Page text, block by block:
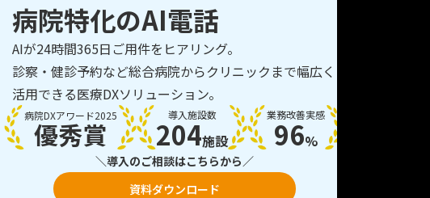
病院特化のAI電話
AIが24時間365日ご用件をヒアリング。
診察・健診予約など総合病院からクリニックまで幅広く
活用できる医療DXソリューション。
病院DXアワード2025
優秀賞
導入施設数
204施設
業務改善実感
96%
＼導入のご相談はこちらから／
資料ダウンロード